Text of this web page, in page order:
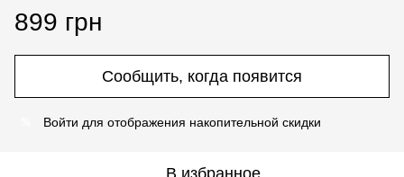
899 грн
Сообщить, когда появится
Войти для отображения накопительной скидки
В избранное